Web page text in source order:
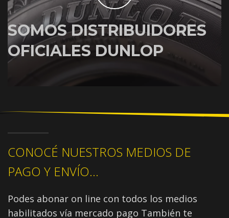
SOMOS DISTRIBUIDORES
OFICIALES DUNLOP
CONOCÉ NUESTROS MEDIOS DE
PAGO Y ENVÍO...
Podes abonar on line con todos los medios
habilitados vía mercado pago También te